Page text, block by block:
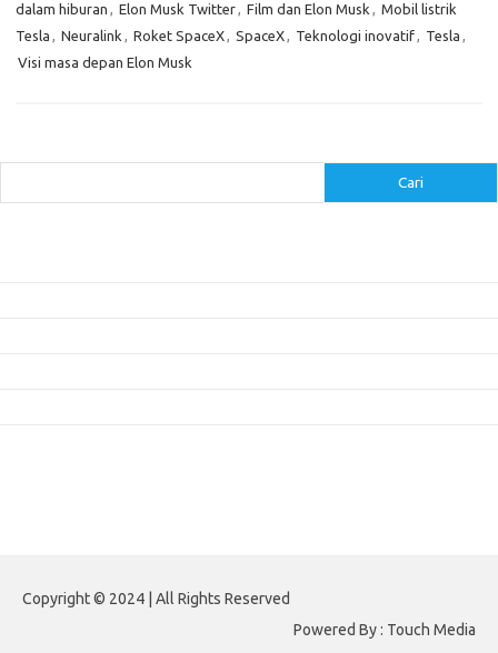
dalam hiburan , Elon Musk Twitter, Film dan Elon Musk , Mobil listrik
Tesla , Neuralink , Roket SpaceX, SpaceX, Teknologi inovatif, Tesla ,
Visi masa depan Elon Musk
Cari
Copyright © 2024 | All Rights Reserved
Powered By : Touch Media